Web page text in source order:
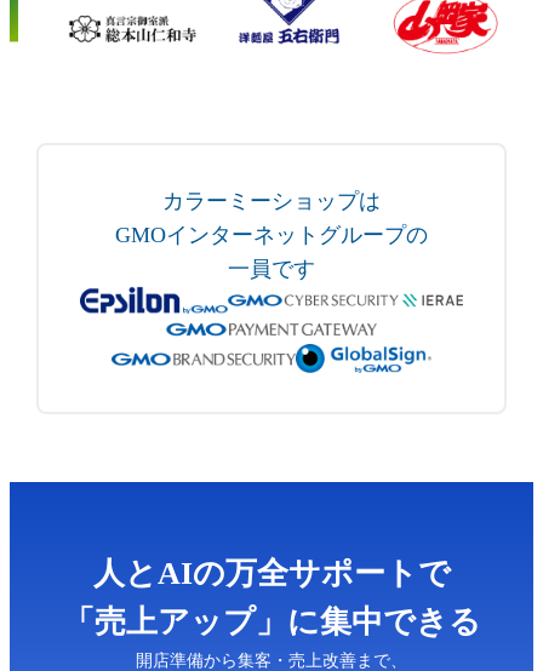
カラーミーショップは
GMOインターネットグループの
一員です
人とAIの万全サポートで
「売上アップ」に集中できる
開店準備から集客・売上改善まで、